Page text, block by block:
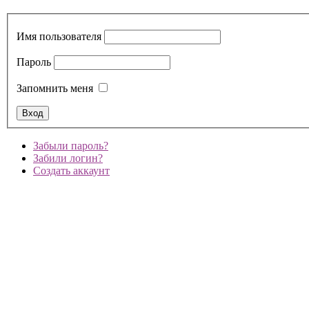
Имя пользователя
Пароль
Запомнить меня
Забыли пароль?
Забили логин?
Создать аккаунт